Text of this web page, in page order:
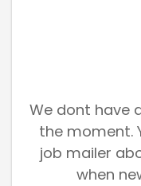
We dont have
the moment.
job mailer
when